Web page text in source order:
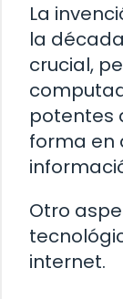
La
la
crucial,
potentes
forma en
Otro
internet.